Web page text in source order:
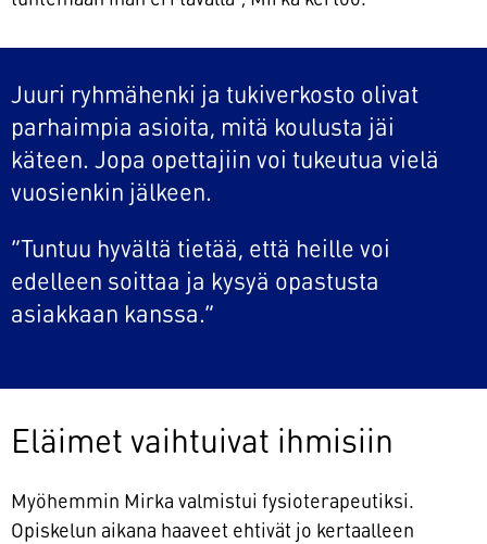
Juuri ryhmähenki ja tukiverkosto olivat
parhaimpia asioita, mitä koulusta jäi
käteen. Jopa opettajiin voi tukeutua vielä
vuosienkin jälkeen.
”Tuntuu hyvältä tietää, että heille voi
edelleen soittaa ja kysyä opastusta
asiakkaan kanssa.”
Eläimet vaihtuivat ihmisiin
Myöhemmin Mirka valmistui fysioterapeutiksi.
Opiskelun aikana haaveet ehtivät jo kertaalleen